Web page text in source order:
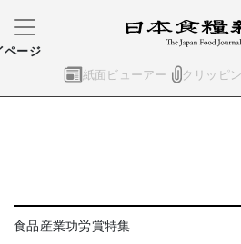
紙面ビューアー クリッピ
ページ
食品産業功労賞特集